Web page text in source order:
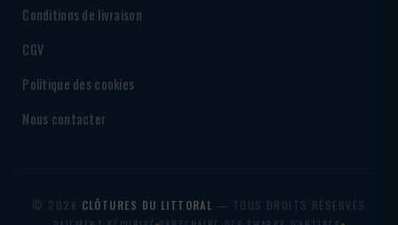
Conditions de livraison
CGV
Politique des cookies
Nous contacter
© 2026 CLÔTURES DU LITTORAL — TOUS DROITS RÉSERVÉS